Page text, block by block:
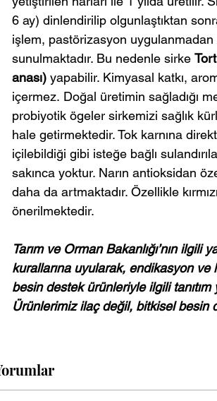
6 ay) dinlendirilip olgunlaştıktan
işlem, pastörizasyon
sunulmaktadır. Bu nedenle sirke
anası) yapabilir. Kimyasal katkı,
içermez. Doğal üretimin sağladığı
probiyotik ögeler sirkemizi sağlık
hale getirmektedir. Tok karnına
içilebildiği gibi isteğe bağlı
sakınca yoktur. Narın antioksidan
daha da artmaktadır. Özellikle
önerilmektedir.
Tarım ve Orman Bakanlığı’nın
kurallarına uyularak, endikasyon ve
besin destek ürünleriyle ilgili tanıtım
Ürünlerimiz ilaç değil, bitkisel besin